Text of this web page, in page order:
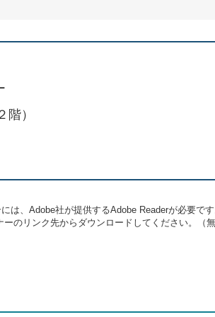
）
は、Adobe社が提供するAdobe Readerが必要です
のリンク先からダウンロードしてください。（無